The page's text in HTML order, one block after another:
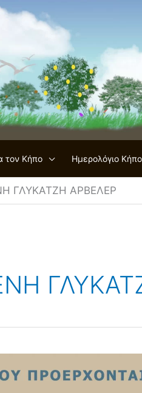
τον Κήπο Ημερολόγιο
ΓΛΥΚΑΤΖΗ ΑΡΒΕΛΕΡ